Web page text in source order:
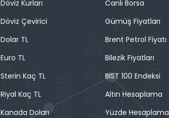
Döviz Kurları
Döviz Çevirici
Dolar TL
Euro TL
Sterin Kaç TL
Riyal Kaç TL
Kanada Doları
Canlı Borsa
Gümüş Fiyatları
Brent Petrol Fiyatı
Bilezik Fiyatları
BIST 100 Endeksi
Altın Hesaplama
Yüzde Hesaplama